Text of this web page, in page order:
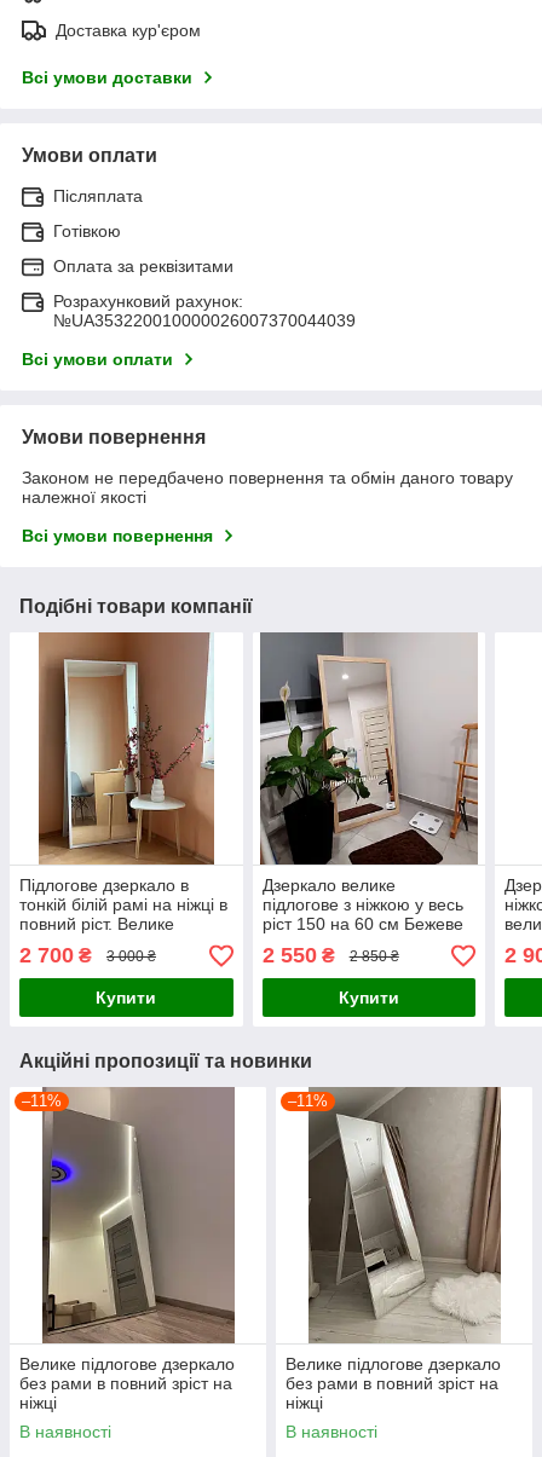
Доставка кур'єром
Всі умови доставки
Умови оплати
Післяплата
Готівкою
Оплата за реквізитами
Розрахунковий рахунок:
№UA353220010000026007370044039
Всі умови оплати
Умови повернення
Законом не передбачено повернення та обмін даного товару
належної якості
Всі умови повернення
Подібні товари компанії
Підлогове дзеркало в
тонкій білій рамі на ніжці в
повний ріст. Велике
дзеркало з ніжкою
2 700 ₴ 3 000 ₴
Купити
Дзеркало велике
підлогове з ніжкою у весь
ріст 150 на 60 см Бежеве
в рамі на підставці
2 550₴ 2 850 ₴
Купити
2
Акційні пропозиції та новинки
–11%
Велике підлогове дзеркало
без рами в повний зріст на
ніжці
В наявності
–11%
Велике підлогове дзеркало
без рами в повний зріст на
ніжці
В наявності